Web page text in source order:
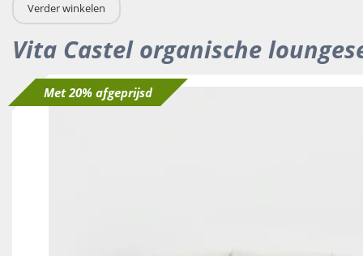
Verder winkelen
Vita Castel organische
Met 20% afgeprijsd